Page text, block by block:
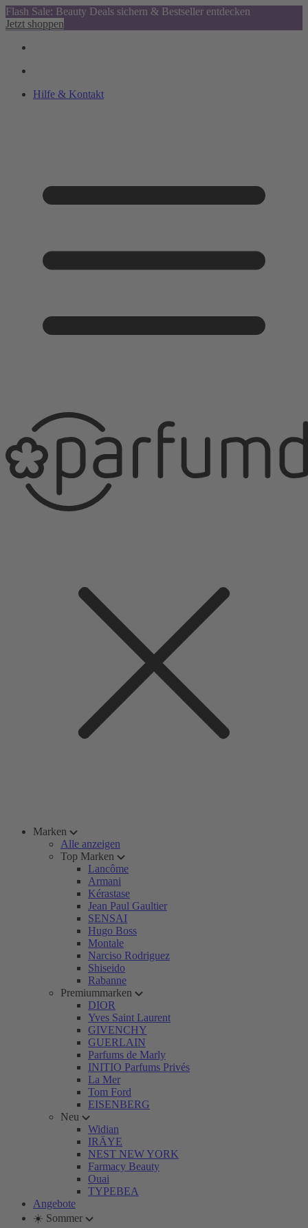
Flash Sale: Beauty Deals sichern & Bestseller entdecken
Jetzt shoppen
Hilfe & Kontakt
Marken
Alle anzeigen
Top Marken
Lancôme
Armani
Kérastase
Jean Paul Gaultier
SENSAI
Hugo Boss
Montale
Narciso Rodriguez
Shiseido
Rabanne
Premiummarken
DIOR
Yves Saint Laurent
GIVENCHY
GUERLAIN
Parfums de Marly
INITIO Parfums Privés
La Mer
Tom Ford
EISENBERG
Neu
Widian
IRÄYE
NEST NEW YORK
Farmacy Beauty
Ouai
TYPEBEA
Angebote
☀️ Sommer